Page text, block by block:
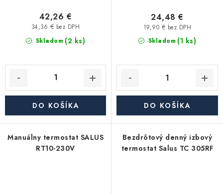
Skladom (2 ks)
34,36 € bez DPH
42,26 €
DO KOŠÍKA
Skladom (1 ks)
19,90 € bez DPH
24,48 €
DO KOŠÍKA
Manuálny termostat SALUS
RT10-230V
Bezdrôtový denný izbový
termostat Salus TC 305RF